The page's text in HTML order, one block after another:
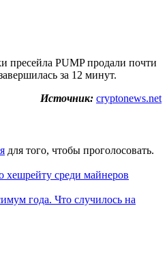
пресейла PUMP продали почти
за 12 минут.
Источник: cryptonews.net
для того, чтобы проголосовать.
хешрейту среди майнеров
года. Что случилось на